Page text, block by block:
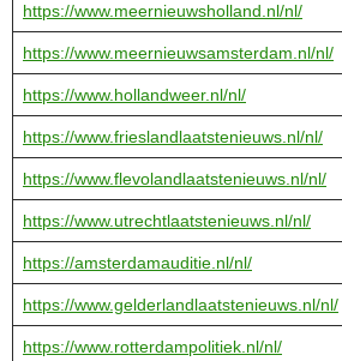
https://www.meernieuwsholland.nl/nl/
https://www.meernieuwsamsterdam.nl/nl/
https://www.hollandweer.nl/nl/
https://www.frieslandlaatstenieuws.nl/nl/
https://www.flevolandlaatstenieuws.nl/nl/
https://www.utrechtlaatstenieuws.nl/nl/
https://amsterdamauditie.nl/nl/
https://www.gelderlandlaatstenieuws.nl/nl/
https://www.rotterdampolitiek.nl/nl/